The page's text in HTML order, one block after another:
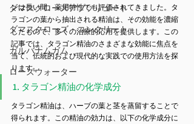
ダマスクローズアブソリュート
ダマスクローズ・コンクリート
ガルバナムガム
ローズウォーター
ンは長い間、薬用特性でも評価されてきました。タ
ラゴンの葉から抽出される精油は、その効能を濃縮
したもので、多くの治療的応用を提供します。この
記事では、タラゴン精油のさまざまな効能に焦点を
当て、伝統的および現代的な実践での使用方法を探
ります。
1. タラゴン精油の化学成分
タラゴン精油は、ハーブの葉と茎を蒸留することで
得られます。この精油の効力は、以下の化学成分に